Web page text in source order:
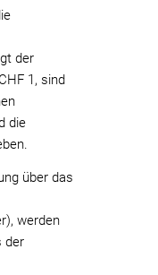
der
1, sind
die
über das
werden
der